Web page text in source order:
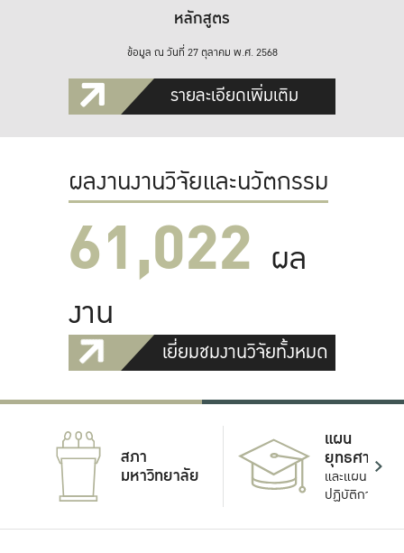
หลักสูตร
ข้อมูล ณ วันที่ 27 ตุลาคม พ.ศ. 2568
รายละเอียดเพิ่มเติม
ผลงานงานวิจัยและนวัตกรรม
61,022 ผล
งาน
เยี่ยมชมงานวิจัยทั้งหมด
สภา
มหาวิทยาลัย
แผน
ยุทธศาสตร์
และแผน
ปฏิบัติการ